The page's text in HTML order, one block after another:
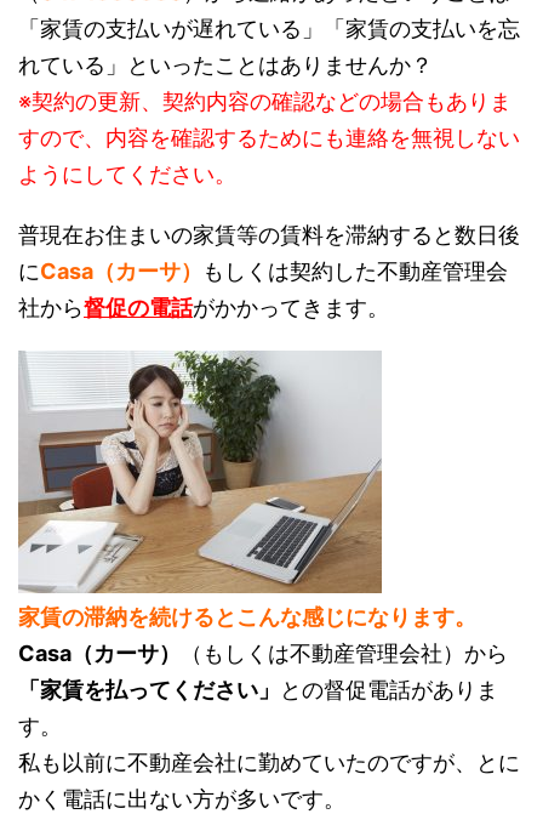
「家賃の支払いが遅れている」「家賃の支払いを忘
れている」といったことはありませんか？
※契約の更新、契約内容の確認などの場合もありま
すので、内容を確認するためにも連絡を無視しない
ようにしてください。
普現在お住まいの家賃等の賃料を滞納すると数日後
にCasa（カーサ）
もしくは契約した不動産管理会
社から督促の電話がかかってきます。
家賃の滞納を続けるとこんな感じになります。
Casa（カーサ）
（もしくは不動産管理会社）から
「家賃を払ってください」
との督促電話がありま
す。
私も以前に不動産会社に勤めていたのですが、とに
かく電話に出ない方が多いです。